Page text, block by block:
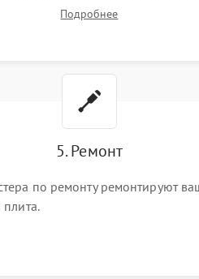
плиты а также ответит на все ваши
Подробнее
5. Ремонт
по ремонту ремонтируют